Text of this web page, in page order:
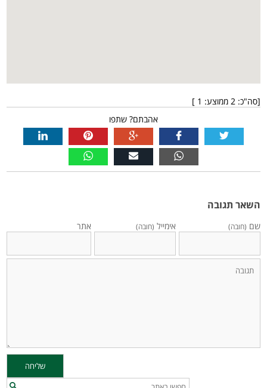
[סה"כ: 2 ממוצע: 1
]
אהבתם? שתפו
השאר תגובה
שם (חובה) אימייל (חובה) אתר